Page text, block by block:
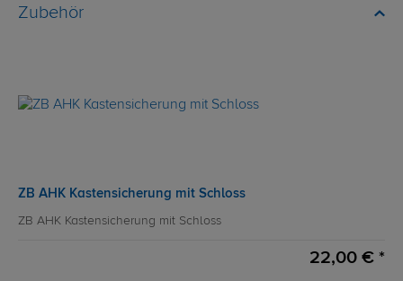
Zubehör
ZB AHK Kastensicherung mit Schloss
ZB AHK Kastensicherung mit Schloss
22,00 € *